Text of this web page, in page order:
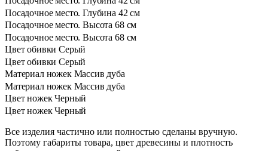
Посадочное место. Глубина 42 см
Посадочное место. Высота 68 см
Посадочное место. Высота 68 см
Цвет обивки Серый
Цвет обивки Серый
Материал ножек Массив дуба
Материал ножек Массив дуба
Цвет ножек Черный
Цвет ножек Черный
Все изделия частично или полностью сделаны вручную.
Поэтому габариты товара, цвет древесины и плотность